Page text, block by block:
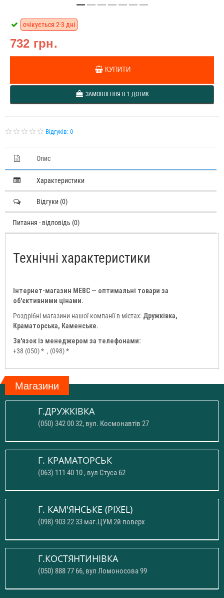
732 грн.
очікується 2-3 дні
КУПИТИ
ЗАМОВЛЕННЯ В 1 ДОТИК
Відгуків: 0
Опис
Характеристики
Відгуки (0)
Питання - відповідь (0)
Технічні характеристики
Інтернет-магазин МЕВС — оптимальні товари за
об'єктивними цінами.
Роздрібні магазини нашої компанії в містах: Дружківка,
Краматорська, Каменське.
Зв'язок із менеджером за телефонами:
+38 (050) * , (098) *
Магазини
Г.ДРУЖКІВКА
(050) 342 00 32, вул. Космонавтів 27
Г. КРАМАТОРСЬК
(063) 111 40 10 , вул Стуса 62
Г. КАМ'ЯНСЬКЕ (PIXEL)
(098) 903 22 33 маг.ЦУМ 2й поверх
Г.КОСТЯНТИНІВКА
(050) 888 77 66, вул Ломоносова 99